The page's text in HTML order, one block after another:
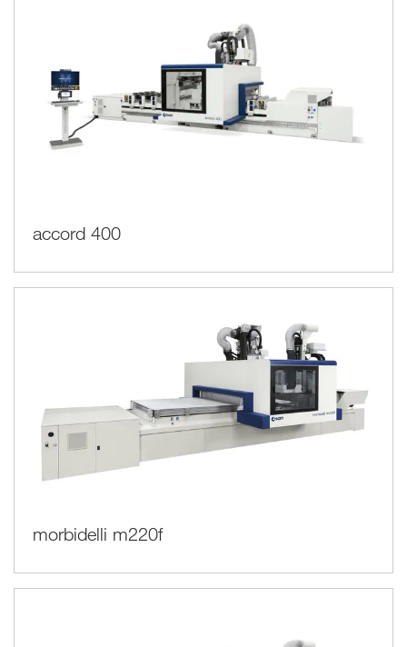
accord 400
morbidelli m220f